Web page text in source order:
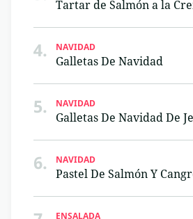
Tartar de Salmón a la
4. NAVIDAD
Galletas De Navidad
5. NAVIDAD
Galletas De Navidad De
6. NAVIDAD
Pastel De Salmón Y
ENSALADA